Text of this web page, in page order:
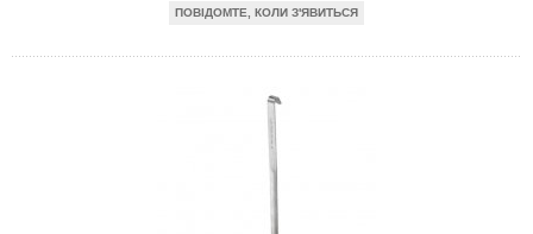
ПОВІДОМТЕ, КОЛИ З'ЯВИТЬСЯ